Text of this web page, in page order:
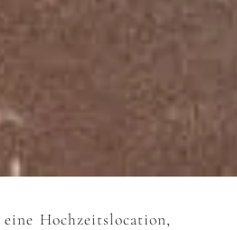
Hochzeitslocation,